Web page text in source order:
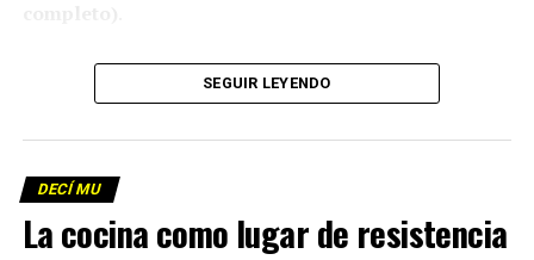
Descargar los archivos de audio:Bloque 1/Bloque 2
Descargar el programa
La reproducción de este programa es libre. Sólo tenés
que mandar un mail a
emitir todos los programas de Decí MU
SEGUIR LEYENDO
DECÍ MU
La cocina como lugar de resistencia